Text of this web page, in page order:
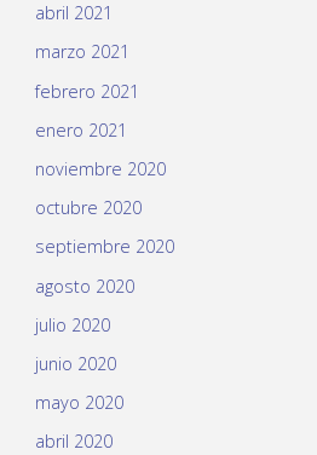
abril 2021
marzo 2021
febrero 2021
enero 2021
noviembre 2020
octubre 2020
septiembre 2020
agosto 2020
julio 2020
junio 2020
mayo 2020
abril 2020